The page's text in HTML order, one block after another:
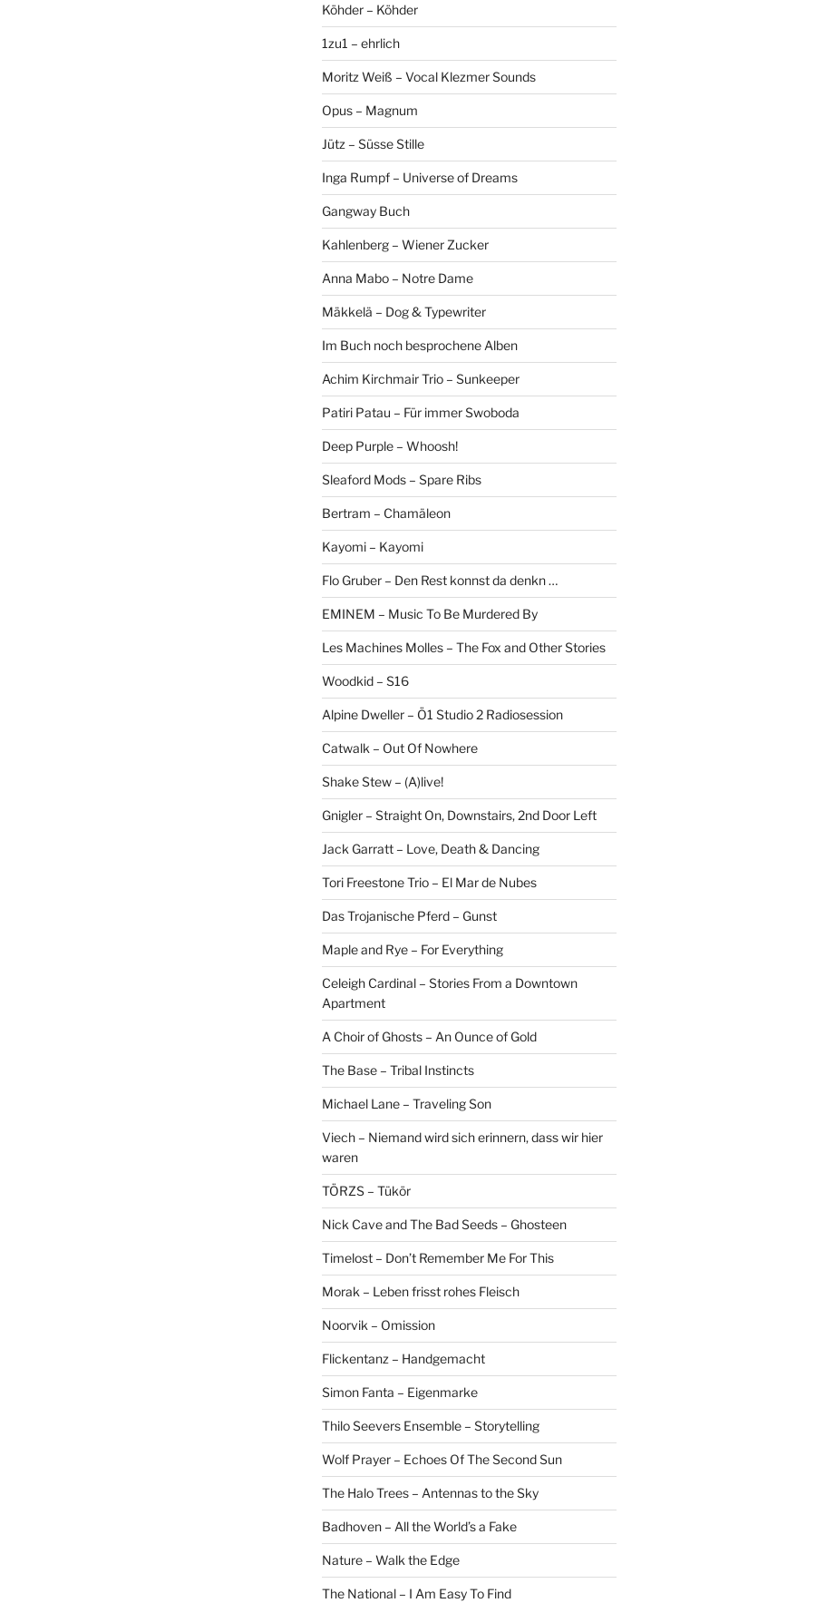
Köhder – Köhder
1zu1 – ehrlich
Moritz Weiß – Vocal Klezmer Sounds
Opus – Magnum
Jütz – Süsse Stille
Inga Rumpf – Universe of Dreams
Gangway Buch
Kahlenberg – Wiener Zucker
Anna Mabo – Notre Dame
Mäkkelä – Dog & Typewriter
Im Buch noch besprochene Alben
Achim Kirchmair Trio – Sunkeeper
Patiri Patau – Für immer Swoboda
Deep Purple – Whoosh!
Sleaford Mods – Spare Ribs
Bertram – Chamäleon
Kayomi – Kayomi
Flo Gruber – Den Rest konnst da denkn …
EMINEM – Music To Be Murdered By
Les Machines Molles – The Fox and Other Stories
Woodkid – S16
Alpine Dweller – Ö1 Studio 2 Radiosession
Catwalk – Out Of Nowhere
Shake Stew – (A)live!
Gnigler – Straight On, Downstairs, 2nd Door Left
Jack Garratt – Love, Death & Dancing
Tori Freestone Trio – El Mar de Nubes
Das Trojanische Pferd – Gunst
Maple and Rye – For Everything
Celeigh Cardinal – Stories From a Downtown
Apartment
A Choir of Ghosts – An Ounce of Gold
The Base – Tribal Instincts
Michael Lane – Traveling Son
Viech – Niemand wird sich erinnern, dass wir hier
waren
TÖRZS – Tükör
Nick Cave and The Bad Seeds – Ghosteen
Timelost – Don’t Remember Me For This
Morak – Leben frisst rohes Fleisch
Noorvik – Omission
Flickentanz – Handgemacht
Simon Fanta – Eigenmarke
Thilo Seevers Ensemble – Storytelling
Wolf Prayer – Echoes Of The Second Sun
The Halo Trees – Antennas to the Sky
Badhoven – All the World’s a Fake
Nature – Walk the Edge
The National – I Am Easy To Find